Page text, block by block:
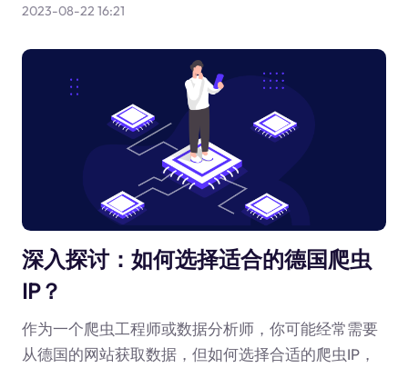
2023-08-22 16:21
深入探讨：如何选择适合的德国爬虫
IP？
作为一个爬虫工程师或数据分析师，你可能经常需要
从德国的网站获取数据，但如何选择合适的爬虫IP，